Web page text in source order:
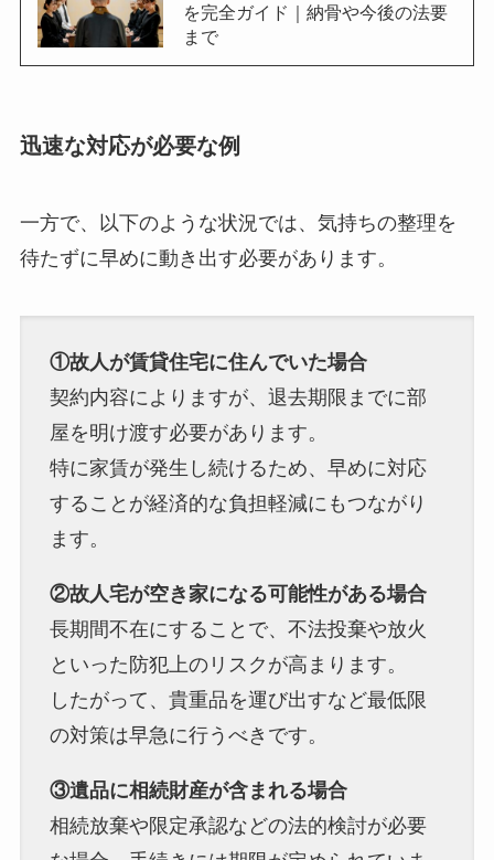
を完全ガイド｜納骨や今後の法要
まで
迅速な対応が必要な例
一方で、以下のような状況では、気持ちの整理を
待たずに早めに動き出す必要があります。
①故人が賃貸住宅に住んでいた場合
契約内容によりますが、退去期限までに部
屋を明け渡す必要があります。
特に家賃が発生し続けるため、早めに対応
することが経済的な負担軽減にもつながり
ます。
②故人宅が空き家になる可能性がある場合
長期間不在にすることで、不法投棄や放火
といった防犯上のリスクが高まります。
したがって、貴重品を運び出すなど最低限
の対策は早急に行うべきです。
③遺品に相続財産が含まれる場合
相続放棄や限定承認などの法的検討が必要